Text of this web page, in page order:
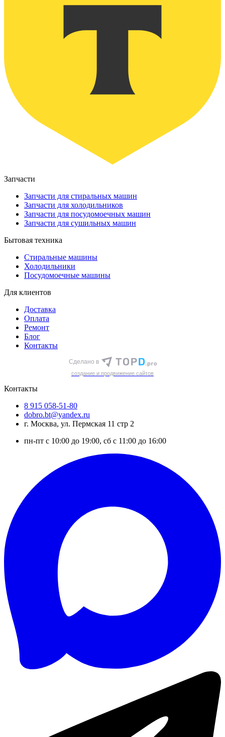
Запчасти
Запчасти для стиральных машин
Запчасти для холодильников
Запчасти для посудомоечных машин
Запчасти для сушильных машин
Бытовая техника
Стиральные машины
Холодильники
Посудомоечные машины
Для клиентов
Доставка
Оплата
Ремонт
Блог
Контакты
Сделано в
cоздание и продвижение сайтов
Контакты
8 915 058-51-80
dobro.bt@yandex.ru
г. Москва, ул. Пермская 11 стр 2
пн-пт с 10:00 до 19:00, сб с 11:00 до 16:00